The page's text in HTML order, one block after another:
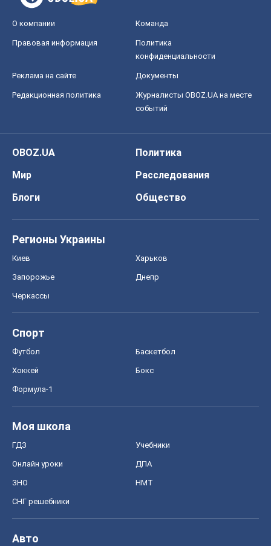
О компании Команда
Правовая информация
Политика
конфиденциальности
Реклама на сайте Документы
Редакционная политика
Журналисты OBOZ.UA на месте
событий
OBOZ.UA
Политика
Мир
Расследования
Блоги
Общество
Регионы Украины
Киев Харьков
Запорожье Днепр
Черкассы
Спорт
Футбол Баскетбол
Хоккей Бокс
Формула-1
Моя школа
ГДЗ Учебники
Онлайн уроки ДПА
ЗНО НМТ
СНГ решебники
Авто